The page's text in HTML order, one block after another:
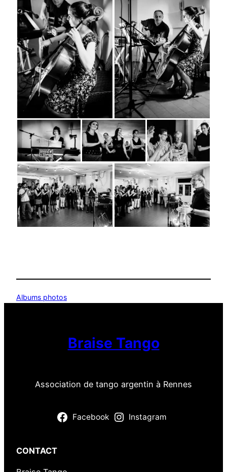
Albums photos
Braise Tango
Association de tango argentin à Rennes
Facebook Instagram
CONTACT